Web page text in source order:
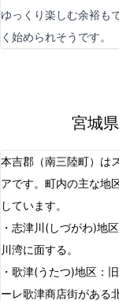
ゆっくり楽しむ余裕も
く始められそうです。
宮城
本吉郡（南三陸町）は
アです。町内の主な地
しています。
・志津川(しづがわ)地
川湾に面する。
・歌津(うたつ)地区：
ーレ歌津商店街がある